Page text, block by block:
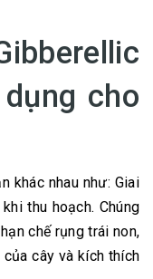
cho
khác nhau như: Giai
thu hoạch. Chúng
chế rụng trái non,
cây và kích thích